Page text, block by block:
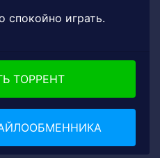
спокойно играть.
ТОРРЕНТ